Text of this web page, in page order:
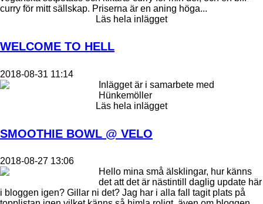
curry för mitt sällskap. Priserna är en aning höga...
Läs hela inlägget
WELCOME TO HELL
2018-08-31 11:14
Inlägget är i samarbete med
Hünkemöller
Läs hela inlägget
SMOOTHIE BOWL @ VELO
2018-08-27 13:06
Hello mina små älsklingar, hur känns
det att det är nästintill daglig update här
i bloggen igen? Gillar ni det? Jag har i alla fall tagit plats på